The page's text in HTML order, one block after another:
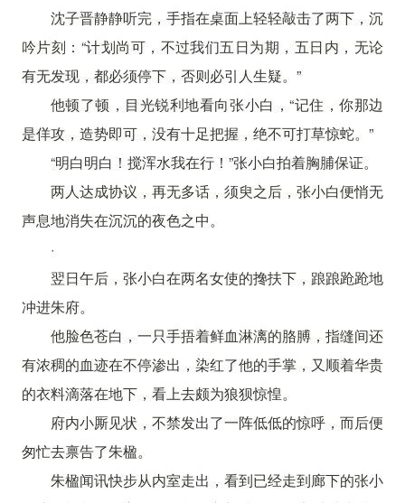
沈子晋静静听完，手指在桌面上轻轻敲击了两下，沉
吟片刻：“计划尚可，不过我们五日为期，五日内，无论
有无发现，都必须停下，否则必引人生疑。”
他顿了顿，目光锐利地看向张小白，“记住，你那边
是佯攻，造势即可，没有十足把握，绝不可打草惊蛇。”
“明白明白！搅浑水我在行！”张小白拍着胸脯保证。
两人达成协议，再无多话，须臾之后，张小白便悄无
声息地消失在沉沉的夜色之中。
·
翌日午后，张小白在两名女使的搀扶下，踉踉跄跄地
冲进朱府。
他脸色苍白，一只手捂着鲜血淋漓的胳膊，指缝间还
有浓稠的血迹在不停渗出，染红了他的手掌，又顺着华贵
的衣料滴落在地下，看上去颇为狼狈惊惶。
府内小厮见状，不禁发出了一阵低低的惊呼，而后便
匆忙去禀告了朱楹。
朱楹闻讯快步从内室走出，看到已经走到廊下的张小